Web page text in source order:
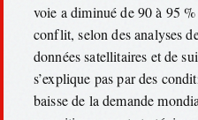
voie a diminué de 90 à 95
conflit, selon des analyses
données satellitaires et de
s’explique pas par des
baisse de la demande